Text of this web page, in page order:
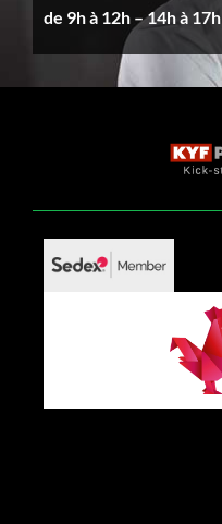
de 9h à 12h – 14h à 17h